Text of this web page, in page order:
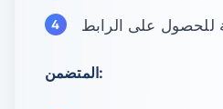
المتضمن: